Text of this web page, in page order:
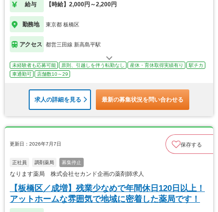
給与 【時給】2,000円～2,200円
勤務地 東京都 板橋区
アクセス 都営三田線 新高島平駅
未経験者も応募可能 原則、引越しを伴う転勤なし 産休・育休取得実績有り
駅チカ
車通勤可
店舗数10～29
求人の詳細を見る 最新の募集状況を問い合わせる
更新日：2026年7月7日 保存する
正社員 調剤薬局 募集停止
なります薬局 株式会社セカンド企画の薬剤師求人
【板橋区／成増】残業少なめで年間休日120日以上！
アットホームな雰囲気で地域に密着した薬局です！